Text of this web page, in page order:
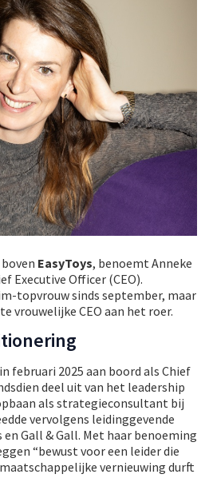
EasyToys, benoemt Anneke
Executive Officer (CEO).
topvrouw sinds september, maar
vrouwelijke CEO aan het roer.
februari 2025 aan boord als Chief
deel uit van het leadership
als strategieconsultant bij
vervolgens leidinggevende
Gall & Gall. Met haar benoeming
“bewust voor een leider die
vernieuwing durft